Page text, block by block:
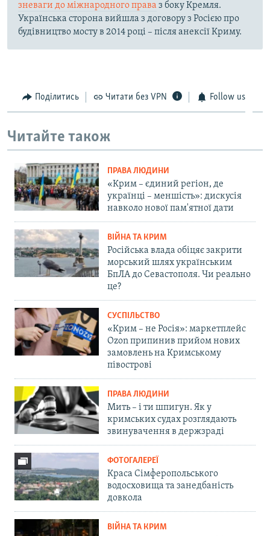
зневаги до міжнародного права з боку Кремля.
Українська сторона вийшла з договору з Росією про
будівництво мосту в 2014 році – після анексії Криму.
Поділитись Читати без VPN Follow us
Читайте також
ПРАВА ЛЮДИНИ
«Крим – єдиний регіон, де
українці – меншість»: дискусія
навколо нової пам'ятної дати
ВІЙНА ТА КРИМ
Російська влада обіцяє закрити
морський шлях українським
БпЛА до Севастополя. Чи реально
це?
СУСПІЛЬСТВО
«Крим – не Росія»: маркетплейс
Ozon припинив прийом нових
замовлень на Кримському
півострові
ПРАВА ЛЮДИНИ
Мить – і ти шпигун. Як у
кримських судах розглядають
звинувачення в держзраді
ФОТОГАЛЕРЕЇ
Краса Сімферопольського
водосховища та занедбаність
довкола
ВІЙНА ТА КРИМ